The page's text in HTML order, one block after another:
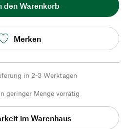
den Warenkorb
Merken
in 2-3 Werktagen
geringer Menge vorrätig
im Warenhaus